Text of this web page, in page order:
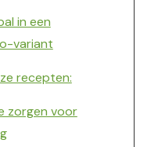
in een
variant
recepten:
zorgen voor